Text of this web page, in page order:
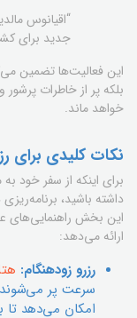
“اقیانوس
جدید برای
این فعالیت‌ها تضمین
بلکه پر از خاطرات
خواهد ماند.
نکات کلیدی برای
برای اینکه از سفر خود
داشته باشید،
این بخش راهنمایی‌های
ارائه می‌دهد:
رزرو زودهنگام:
امکان می‌دهد تا